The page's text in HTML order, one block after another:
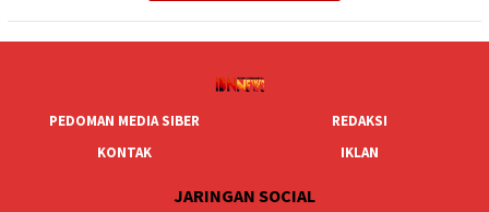
PEDOMAN MEDIA SIBER
REDAKSI
KONTAK
IKLAN
JARINGAN SOCIAL